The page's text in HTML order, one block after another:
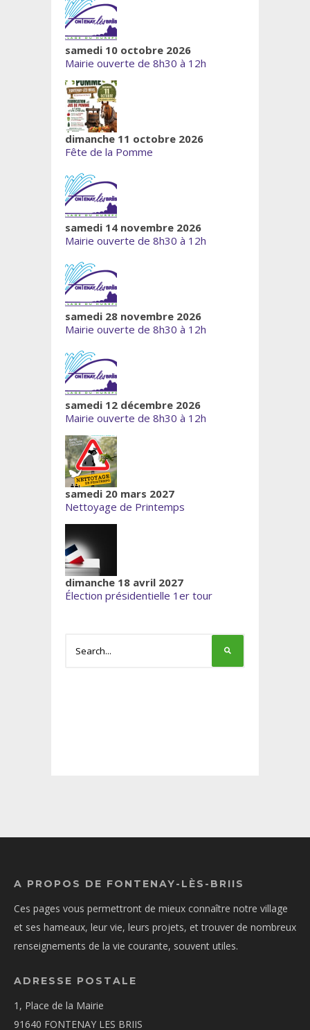
samedi 10 octobre 2026
Mairie ouverte de 8h30 à 12h
dimanche 11 octobre 2026
Fête de la Pomme
samedi 14 novembre 2026
Mairie ouverte de 8h30 à 12h
samedi 28 novembre 2026
Mairie ouverte de 8h30 à 12h
samedi 12 décembre 2026
Mairie ouverte de 8h30 à 12h
samedi 20 mars 2027
Nettoyage de Printemps
dimanche 18 avril 2027
Élection présidentielle 1er tour
A PROPOS DE FONTENAY-LÈS-BRIIS
Ces pages vous permettront de mieux connaître notre village
et ses hameaux, leur vie, leurs projets, et trouver de nombreux
renseignements de la vie courante, souvent utiles.
ADRESSE POSTALE
1, Place de la Mairie
91640 FONTENAY LES BRIIS